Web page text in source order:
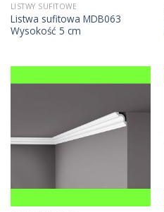
LISTWY SUFITOWE
Listwa sufitowa MDB063
Wysokość 5 cm